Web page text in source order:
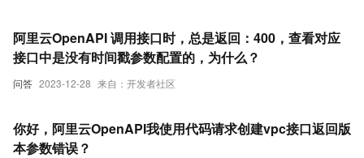
问答 2023-12-28 来自：开发者社区
阿里云OpenAPI 调用接口时，总是返回：400，查看对应
接口中是没有时间戳参数配置的，为什么？
你好，阿里云OpenAPI我使用代码请求创建vpc接口返回版
本参数错误？